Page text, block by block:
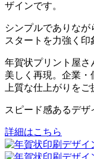
ザインです。
シンプルでありな
スタートを力強く印
年賀状プリント屋さ
美しく再現。企業
上質な仕上がりをご
スピード感あるデザ
詳細はこちら